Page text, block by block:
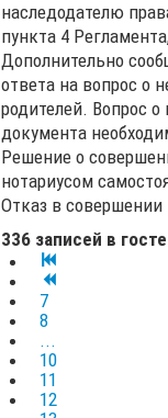
наследодателю
пункта 4
Дополнительно
ответа на вопрос о
родителей. Вопрос
документа
Решение о
нотариусом
Отказ в
336 записей в
7
8
...
10
11
12